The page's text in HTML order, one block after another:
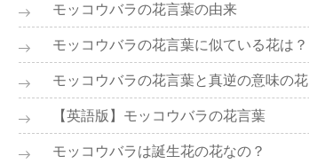
モッコウバラの花言葉の由来
モッコウバラの花言葉に似ている花は？
モッコウバラの花言葉と真逆の意味の花
【英語版】モッコウバラの花言葉
モッコウバラは誕生花の花なの？